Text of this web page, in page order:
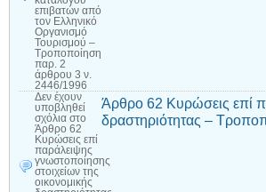
επιβατών από
τον Ελληνικό
Οργανισμό
Τουρισμού –
Τροποποίηση
παρ. 2
άρθρου 3 ν.
2446/1996
Δεν έχουν
υποβληθεί
σχόλια στο
Άρθρο 62
Κυρώσεις επί
παράλειψης
γνωστοποίησης
στοιχείων της
οικονομικής
Άρθρο 62 Κυρώσεις επί
δραστηριότητας –